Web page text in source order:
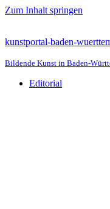
Zum Inhalt springen
kunstportal-baden-
Bildende Kunst in Baden-
Editorial